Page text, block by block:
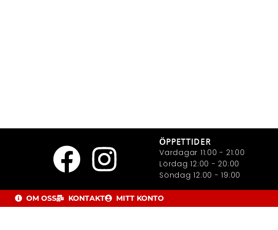
ÖPPETTIDER
Vardagar 11:00 - 21:00
Lördag 12:00 - 20:00
Söndag 12:00 - 19:00
OM OSS KONTAKT MITT KONTO